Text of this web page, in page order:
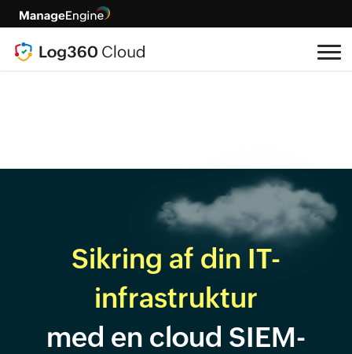
Sikring af din IT-
infrastruktur
med en cloud SIEM-